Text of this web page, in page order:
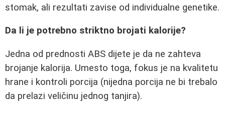
stomak, ali rezultati zavise od individualne genetike.
Da li je potrebno striktno brojati kalorije?
Jedna od prednosti ABS dijete je da ne zahteva
brojanje kalorija. Umesto toga, fokus je na kvalitetu
hrane i kontroli porcija (nijedna porcija ne bi trebalo
da prelazi veličinu jednog tanjira).